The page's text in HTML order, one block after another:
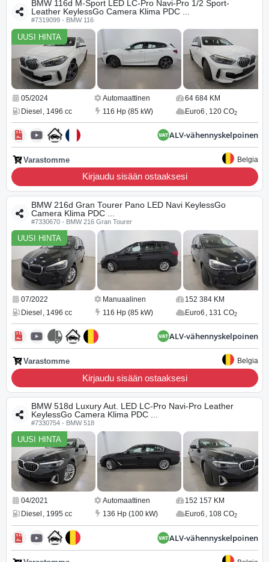
BMW 116d M-Sport LED LC-Pro Navi-Pro 1/2 Sport-
Leather KeylessGo Camera Klima PDC ...
#7319099 - BMW 116
UUSI HINTA
05/2024 Automaattinen
64 684 KM
Diesel
1496 cc 116 Hp (85 kW) Euro6 120 CO2
ALV-vähennyskelpoinen
Varastomme Belgia
Kirjaudu sisään ostaaksesi
BMW 216d Gran Tourer Pano LED Navi KeylessGo
Camera Klima PDC ...
#7330670 - BMW 216 Gran Tourer
UUSI HINTA
07/2022 Manuaalinen
152 384 KM
Diesel, 1496 cc 116 Hp (85 kW) Euro6, 131 CO2
ALV-vähennyskelpoinen
Varastomme Belgia
Kirjaudu sisään ostaaksesi
BMW 518d Luxury Aut. LED LC-Pro Navi-Pro Leather
KeylessGo Camera Klima PDC ...
#7330754 - BMW 518
UUSI HINTA
04/2021 Automaattinen
152 157 KM
Diesel, 1995 cc 136 Hp (100 kW) Euro6, 108 CO2
ALV-vähennyskelpoinen